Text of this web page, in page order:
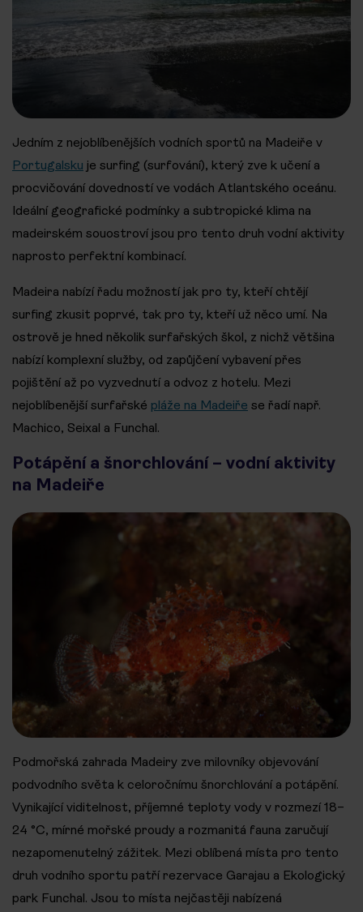
Jedním z nejoblíbenějších vodních sportů na Madeiře v
Portugalsku je surfing (surfování), který zve k učení a
procvičování dovedností ve vodách Atlantského oceánu.
Ideální geografické podmínky a subtropické klima na
madeirském souostroví jsou pro tento druh vodní aktivity
naprosto perfektní kombinací.
Madeira nabízí řadu možností jak pro ty, kteří chtějí
surfing zkusit poprvé, tak pro ty, kteří už něco umí. Na
ostrově je hned několik surfařských škol, z nichž většina
nabízí komplexní služby, od zapůjčení vybavení přes
pojištění až po vyzvednutí a odvoz z hotelu. Mezi
nejoblíbenější surfařské pláže na Madeiře se řadí např.
Machico, Seixal a Funchal.
Potápění a šnorchlování – vodní aktivity
na Madeiře
Podmořská zahrada Madeiry zve milovníky objevování
podvodního světa k celoročnímu šnorchlování a potápění.
Vynikající viditelnost, příjemné teploty vody v rozmezí 18–
24 °C, mírné mořské proudy a rozmanitá fauna zaručují
nezapomenutelný zážitek. Mezi oblíbená místa pro tento
druh vodního sportu patří rezervace Garajau a Ekologický
park Funchal. Jsou to místa nejčastěji nabízená